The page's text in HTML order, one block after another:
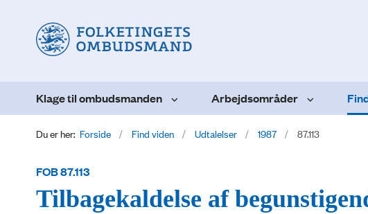
Klage til ombudsmanden Arbejdsområder
Du er her: Forside Find viden Udtalelser 1987 87.113
FOB 87.113
Tilbagekaldelse af